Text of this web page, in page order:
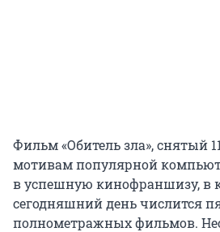
Фильм «Обитель зла», снятый
мотивам популярной
в успешную кинофраншизу, в
сегодняшний день числится
полнометражных фильмов.